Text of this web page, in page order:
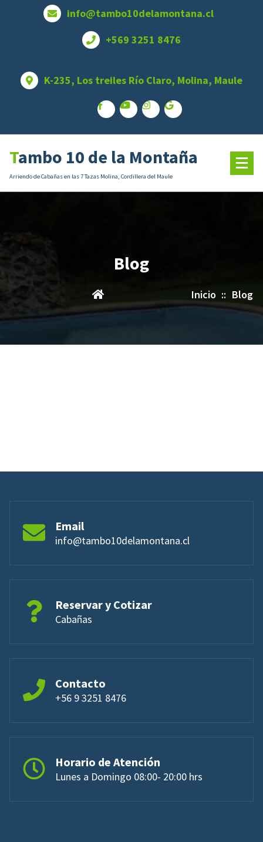
info@tambo10delamontana.cl
+569 3251 8476
K-235, Los treiles Río Claro, Molina, Maule
Tambo 10 de la Montaña
Arriendo de Cabañas en las 7 Tazas Molina, Cordillera del Maule
Blog
Inicio :: Blog
Email
info@tambo10delamontana.cl
Reservar y Cotizar
Cabañas
Contacto
+56 9 3251 8476
Horario de Atención
Lunes a Domingo 08:00- 20:00 hrs